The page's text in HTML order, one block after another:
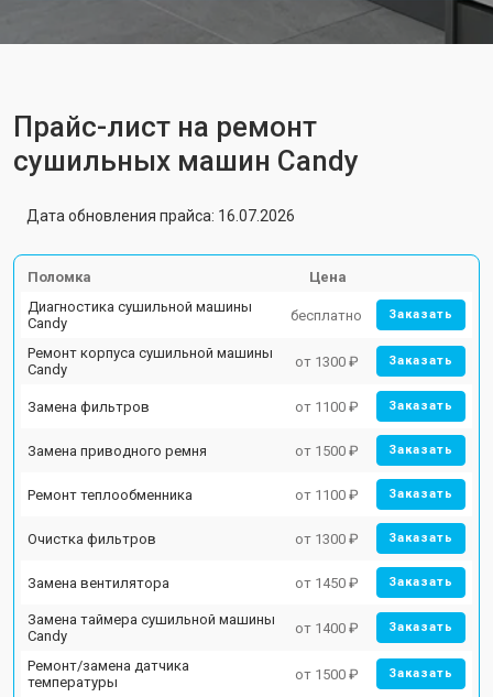
Прайс-лист на ремонт
сушильных машин Candy
Дата обновления прайса: 16.07.2026
Поломка
Цена
Диагностика сушильной машины
Candy
бесплатно Заказать
Ремонт корпуса сушильной машины
Candy
от 1300 ₽ Заказать
Замена фильтров от 1100 ₽ Заказать
Замена приводного ремня от 1500 ₽ Заказать
Ремонт теплообменника от 1100 ₽ Заказать
Очистка фильтров от 1300 ₽ Заказать
Замена вентилятора от 1450 ₽ Заказать
Замена таймера сушильной машины
Candy
от 1400 ₽ Заказать
Ремонт/замена датчика
температуры
от 1500 ₽ Заказать